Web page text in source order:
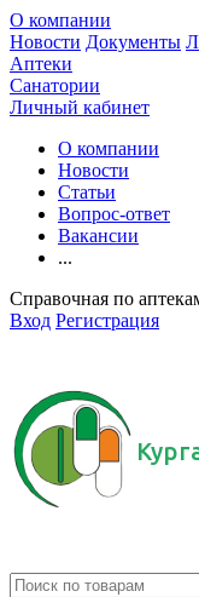
О компании
Новости Документы
Аптеки
Санатории
Личный кабинет
О компании
Новости
Статьи
Вопрос-ответ
Вакансии
...
Справочная по
Вход Регистрация